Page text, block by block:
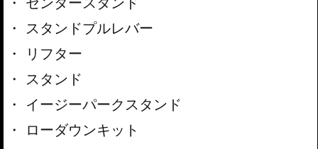
スタンドプルレバー
リフター
スタンド
イージーパークスタンド
ローダウンキット